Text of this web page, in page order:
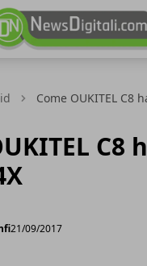
Come OUKITEL C8
21/09/2017